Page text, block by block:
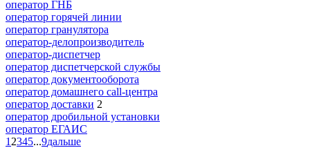
оператор ГНБ
оператор горячей линии
оператор гранулятора
оператор-делопроизводитель
оператор-диспетчер
оператор диспетчерской службы
оператор документооборота
оператор домашнего call-центра
оператор доставки 2
оператор дробильной установки
оператор ЕГАИС
1 2345...9дальше